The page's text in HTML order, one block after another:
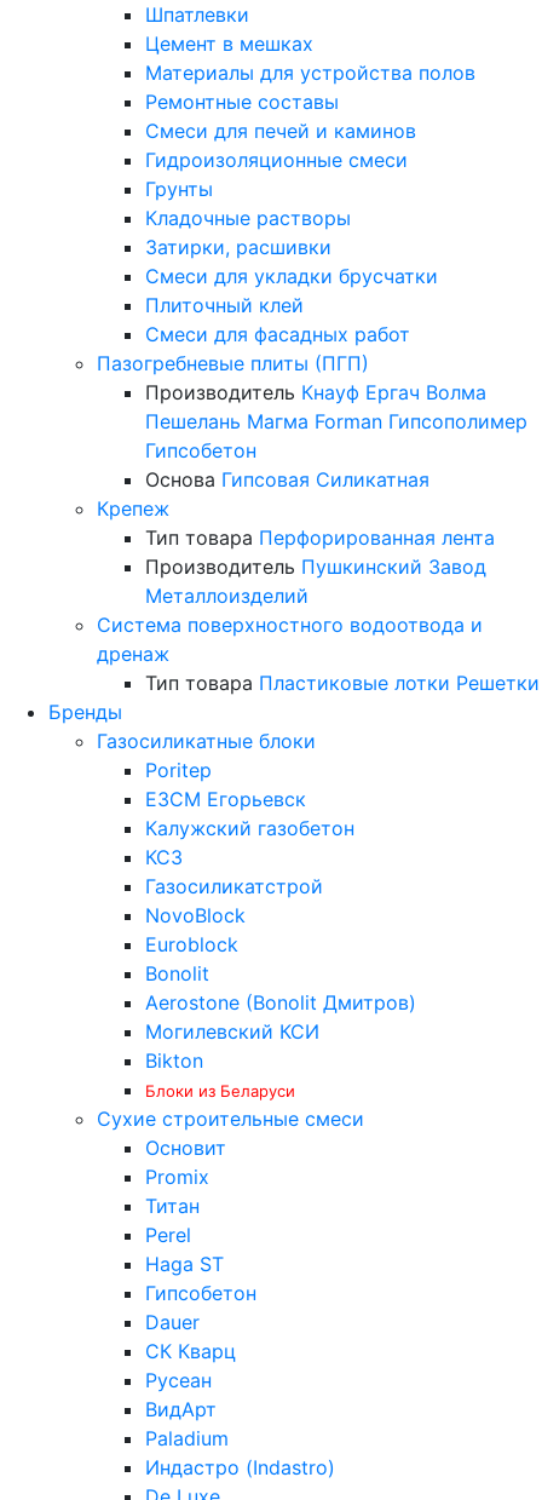
Шпатлевки
Цемент в мешках
Материалы для устройства полов
Ремонтные составы
Смеси для печей и каминов
Гидроизоляционные смеси
Грунты
Кладочные растворы
Затирки, расшивки
Смеси для укладки брусчатки
Плиточный клей
Смеси для фасадных работ
Пазогребневые плиты (ПГП)
Производитель Кнауф Ергач Волма
Пешелань Магма Forman Гипсополимер
Гипсобетон
Основа Гипсовая Силикатная
Крепеж
Тип товара Перфорированная лента
Производитель Пушкинский Завод
Металлоизделий
Система поверхностного водоотвода и
дренаж
Тип товара Пластиковые лотки Решетки
Бренды
Газосиликатные блоки
Poritep
ЕЗСМ Егорьевск
Калужский газобетон
КСЗ
Газосиликатстрой
NovoBlock
Euroblock
Bonolit
Aerostone (Bonolit Дмитров)
Могилевский КСИ
Bikton
Блоки из Беларуси
Сухие строительные смеси
Основит
Promix
Титан
Perel
Haga ST
Гипсобетон
Dauer
СК Кварц
Русеан
ВидАрт
Paladium
Индастро (Indastro)